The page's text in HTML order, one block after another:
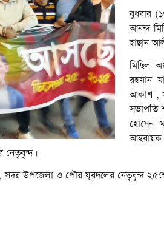
বুধবার
আনন্দ
হাছান
মিছিল
রহমান
আকাশ ,
সভাপতি
হোসেন
আহবায়ক
নেতৃবৃন্দ।
সদর উপজেলা ও পৌর যুবদলের নেতৃবৃন্দ